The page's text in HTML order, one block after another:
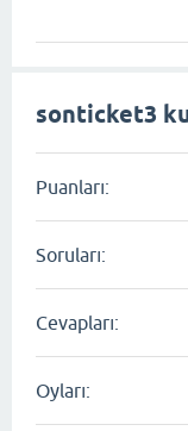
sonticket3
Puanları:
Soruları:
Cevapları:
Oyları: